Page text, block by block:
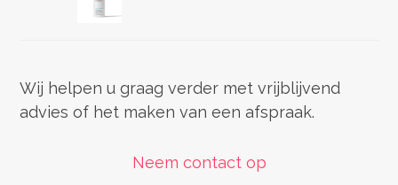
Wij helpen u graag verder met vrijblijvend
advies of het maken van een afspraak.
Neem contact op